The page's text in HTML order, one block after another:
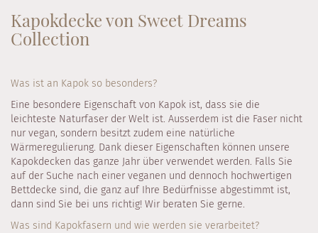
Kapokdecke von Sweet Dreams
Collection
Was ist an Kapok so besonders?
Eine besondere Eigenschaft von Kapok ist, dass sie die
leichteste Naturfaser der Welt ist. Ausserdem ist die Faser nicht
nur vegan, sondern besitzt zudem eine natürliche
Wärmeregulierung. Dank dieser Eigenschaften können unsere
Kapokdecken das ganze Jahr über verwendet werden. Falls Sie
auf der Suche nach einer veganen und dennoch hochwertigen
Bettdecke sind, die ganz auf Ihre Bedürfnisse abgestimmt ist,
dann sind Sie bei uns richtig! Wir beraten Sie gerne.
Was sind Kapokfasern und wie werden sie verarbeitet?